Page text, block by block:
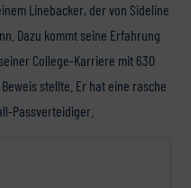
Linebacker, der von Sideline
Dazu kommt seine Erfahrung
College-Karriere mit 630
stellte. Er hat eine rasche
Passverteidiger.